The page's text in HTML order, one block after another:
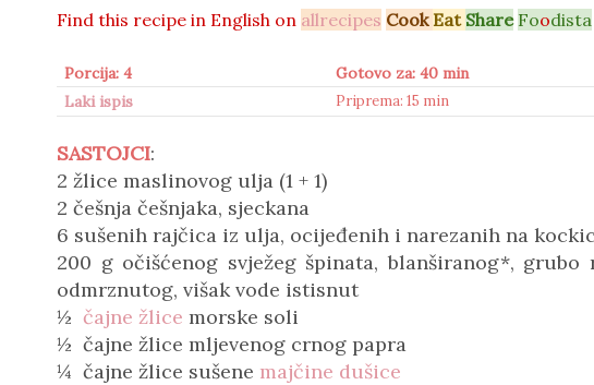
Find this recipe in English on allrecipes Cook Eat Share Foodista
Porcija: 4 Gotovo za: 40 min
Laki ispis
Priprema: 15 min
SASTOJCI:
2 žlice maslinovog ulja (1 + 1)
2 češnja češnjaka, sjeckana
6 sušenih rajčica iz ulja, ocijeđenih i narezanih na
200 g očišćenog svježeg špinata, blanširanog*, grubo
odmrznutog, višak vode istisnut
½ čajne žlice morske soli
½ čajne žlice mljevenog crnog papra
¼ čajne žlice sušene majčine dušice